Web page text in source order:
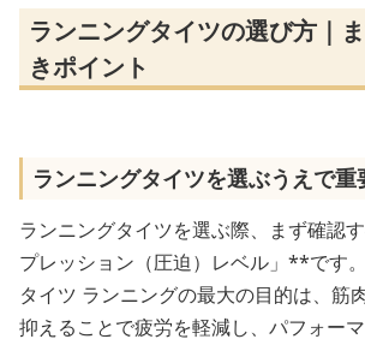
ランニングタイツの選び方｜
きポイント
ランニングタイツを選ぶうえで
ランニングタイツを選ぶ際、まず確認
プレッション（圧迫）レベル」**です。
タイツ ランニングの最大の目的は、筋
抑えることで疲労を軽減し、パフォー